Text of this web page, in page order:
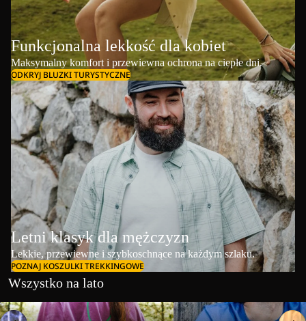
Funkcjonalna lekkość dla kobiet
Maksymalny komfort i przewiewna ochrona na ciepłe dni.
ODKRYJ BLUZKI TURYSTYCZNE
Letni klasyk dla mężczyzn
Lekkie, przewiewne i szybkoschnące na każdym szlaku.
POZNAJ KOSZULKI TREKKINGOWE
Wszystko na lato
Damskie koszulki i polo Męskie koszulki i polo